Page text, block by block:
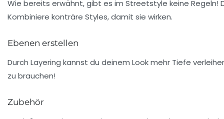
Wie bereits erwähnt, gibt es im Streetstyle keine Regeln!
Kombiniere konträre Styles, damit sie wirken.
Ebenen erstellen
Durch Layering kannst du deinem Look mehr Tiefe
zu brauchen!
Zubehör